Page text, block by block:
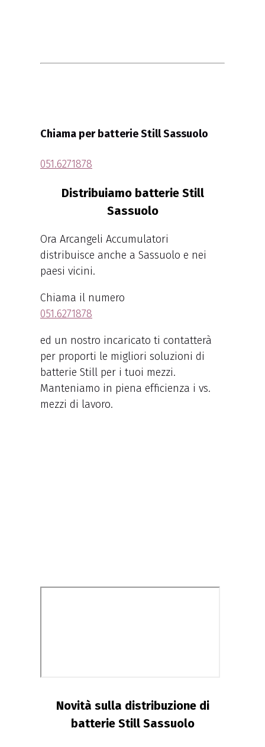
Chiama per batterie Still Sassuolo
051.6271878
Distribuiamo batterie Still
Sassuolo
Ora Arcangeli Accumulatori
distribuisce anche a Sassuolo e nei
paesi vicini.
Chiama il numero
051.6271878
ed un nostro incaricato ti contatterà
per proporti le migliori soluzioni di
batterie Still per i tuoi mezzi.
Manteniamo in piena efficienza i vs.
mezzi di lavoro.
Novità sulla distribuzione di
batterie Still Sassuolo